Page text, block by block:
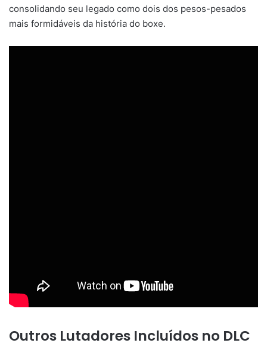
consolidando seu legado como dois dos pesos-pesados
mais formidáveis da história do boxe.
Outros Lutadores Incluídos no DLC